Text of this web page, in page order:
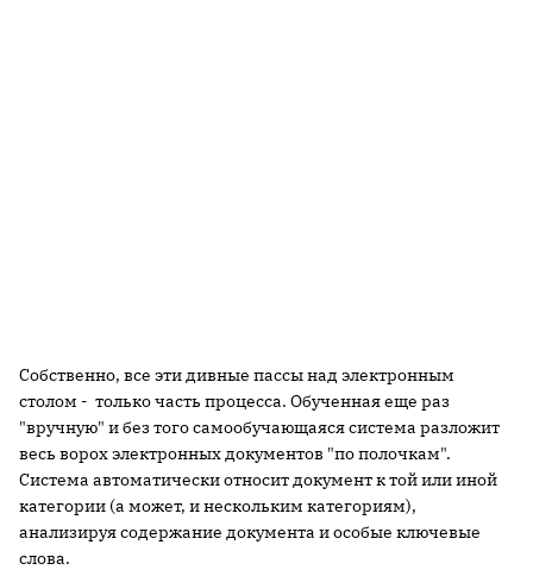
Собственно, все эти дивные пассы над электронным
столом - только часть процесса. Обученная еще раз
"вручную" и без того самообучающаяся система разложит
весь ворох электронных документов "по полочкам".
Система автоматически относит документ к той или иной
категории (а может, и нескольким категориям),
анализируя содержание документа и особые ключевые
слова.